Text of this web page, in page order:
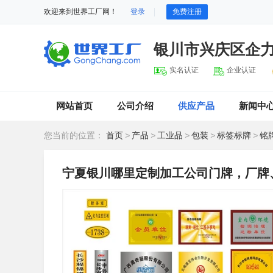
欢迎来到世界工厂网！ 登录 免费注册
银川市兴庆区企
实名认证 企业认证
网站首页 公司介绍 供应产品 新闻中
您当前的位置： 首页 > 产品 > 工业品 >包装 >标签标牌 >铭
宁夏银川哪里定制加工公司门牌，厂